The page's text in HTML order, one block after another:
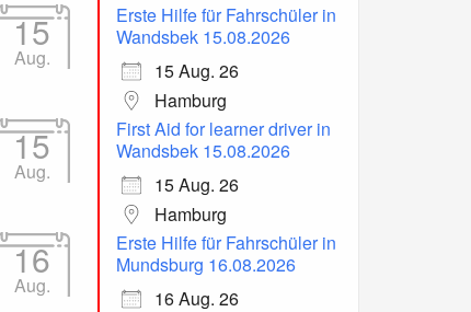
15
Aug.
Erste Hilfe für Fahrschüler in
Wandsbek 15.08.2026
15 Aug. 26
Hamburg
15
Aug.
First Aid for learner driver in
Wandsbek 15.08.2026
15 Aug. 26
Hamburg
16
Aug.
Erste Hilfe für Fahrschüler in
Mundsburg 16.08.2026
16 Aug. 26